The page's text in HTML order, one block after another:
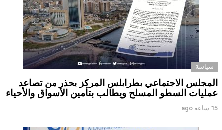
سياسة
المجلس الاجتماعي بطرابلس المركز يحذر من تصاعد
عمليات السطو المسلح ويطالب بتأمين الأسواق والأحياء
15 ساعة ago